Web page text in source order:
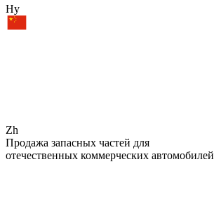
Hy
Zh
Продажа запасных частей для
отечественных коммерческих автомобилей